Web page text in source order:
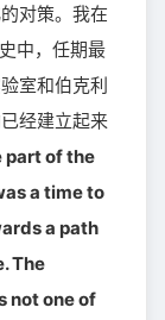
对策。我在
中，任期最
室和伯克利
经建立起来
part of the
a time to
a path
The
not one of